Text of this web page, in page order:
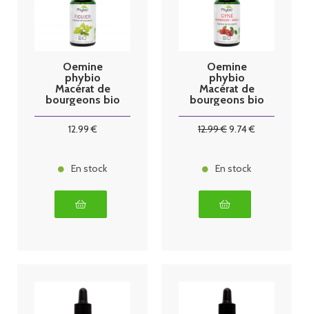
Oemine
phybio
Macérat de
bourgeons bio
12.99€
En stock
Oemine
phybio
Macérat de
bourgeons bio
12.99€9.74€
En stock